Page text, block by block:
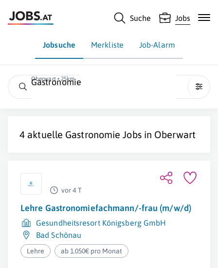
Suche Jobs
Jobsuche Merkliste Job-Alarm
Oberwart • 25km
Gastronomie
4 aktuelle Gastronomie Jobs in Oberwart
vor 4 T
Lehre Gastronomiefachmann/-frau (m/w/d)
Gesundheitsresort Königsberg GmbH
Bad Schönau
Lehre ab 1.050€ pro Monat